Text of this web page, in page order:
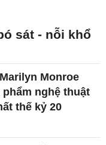
sát - nỗi khổ
Monroe
nghệ thuật
thế kỷ 20